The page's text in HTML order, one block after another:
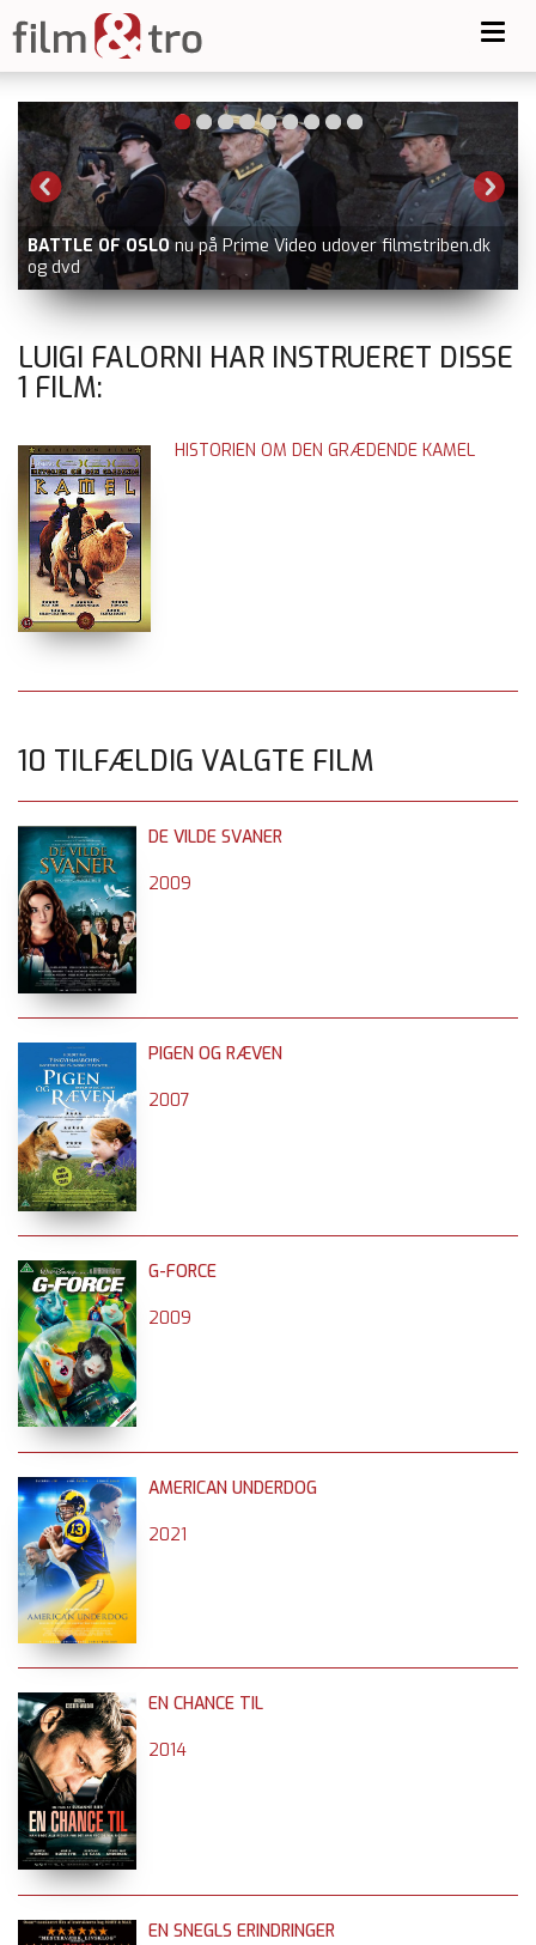
BATTLE OF OSLO nu på Prime Video udover filmstriben.dk
og dvd
LUIGI FALORNI HAR INSTRUERET DISSE
1 FILM:
HISTORIEN OM DEN GRÆDENDE KAMEL
10 TILFÆLDIG VALGTE FILM
DE VILDE SVANER
2009
PIGEN OG RÆVEN
2007
G-FORCE
2009
AMERICAN UNDERDOG
2021
EN CHANCE TIL
2014
EN SNEGLS ERINDRINGER